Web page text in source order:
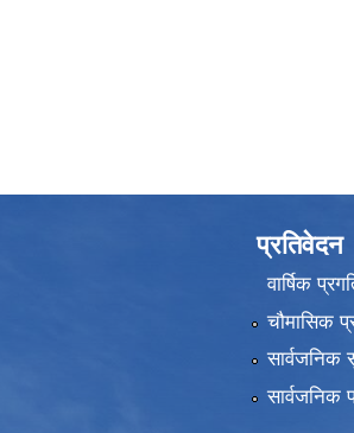
प्रतिवेदन
वार्षिक
चौमासिक
सार्वजनिक
सार्वजनिक